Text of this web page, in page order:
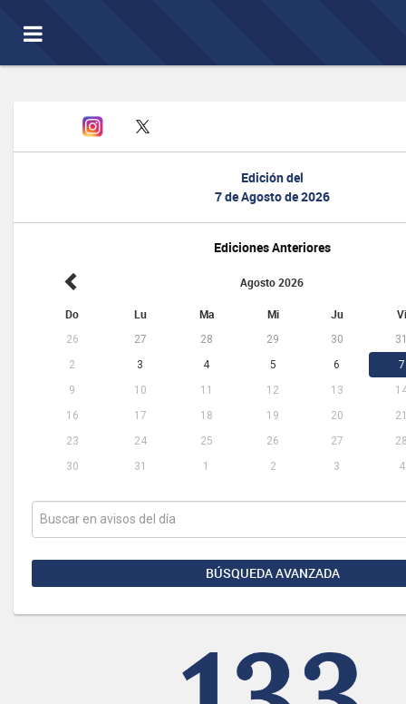
Toggle
navigation
Edición del
7 de Agosto de 2026
Ediciones Anteriores
Agosto 2026
Do Lu Ma Mi Ju Vi
26 27 28 29 30
2
3 4 5 6
7
9
10 11 12 13
16
17 18 19 20
23
24 25 26 27
30
31 1 2 3 4
BÚSQUEDA AVANZADA